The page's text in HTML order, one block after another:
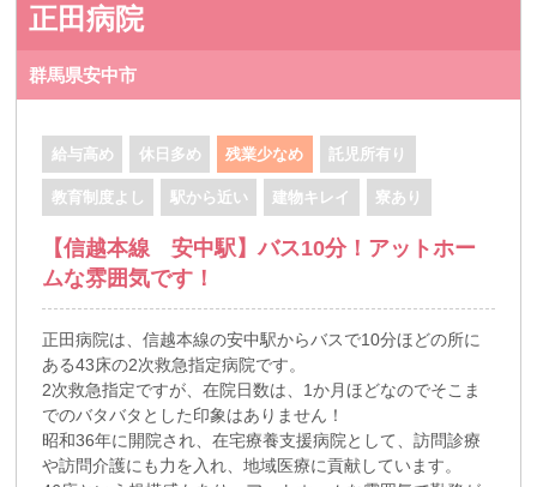
正田病院
群馬県安中市
給与高め 休日多め 残業少なめ 託児所有り
教育制度よし 駅から近い 建物キレイ 寮あり
【信越本線 安中駅】バス10分！アットホー
ムな雰囲気です！
正田病院は、信越本線の安中駅からバスで10分ほどの所に
ある43床の2次救急指定病院です。
2次救急指定ですが、在院日数は、1か月ほどなのでそこま
でのバタバタとした印象はありません！
昭和36年に開院され、在宅療養支援病院として、訪問診療
や訪問介護にも力を入れ、地域医療に貢献しています。